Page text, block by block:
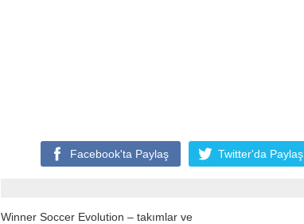
Facebook'ta Paylaş Twitter'da Paylaş
Winner Soccer Evolution – takımlar ve